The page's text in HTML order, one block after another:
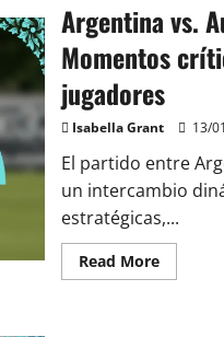
Rica:
juego,
de
los
Revisión
del
partido
Argentina vs.
Momentos
jugadores
Isabella Grant 13/
El partido entre
un intercambio
estratégicas,...
Read MoreRead
more